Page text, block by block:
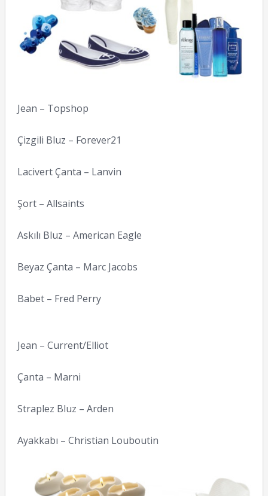
Jean – Topshop
Çizgili Bluz – Forever21
Lacivert Çanta – Lanvin
Şort – Allsaints
Askılı Bluz – American Eagle
Beyaz Çanta – Marc Jacobs
Babet – Fred Perry
Jean – Current/Elliot
Çanta – Marni
Straplez Bluz – Arden
Ayakkabı – Christian Louboutin